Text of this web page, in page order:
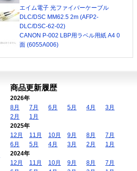
エイム電子 光ファイバーケーブル
DLC/DSC MM62.5 2m (AFP2-
DLC/DSC-62-02)
CANON P-002 LBP用ラベル用紙 A4 0
面 (6055A006)
商品更新履歴
2026年
8月
7月 6月 5月 4月
3月
2月
1月
2025年
12月
11月 10月 9月 8月
7月
6月
5月 4月 3月 2月
1月
2024年
12月
11月 10月 9月 8月
7月